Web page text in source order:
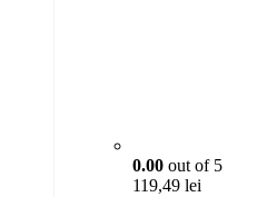
0.00 out of 5
119,49 lei